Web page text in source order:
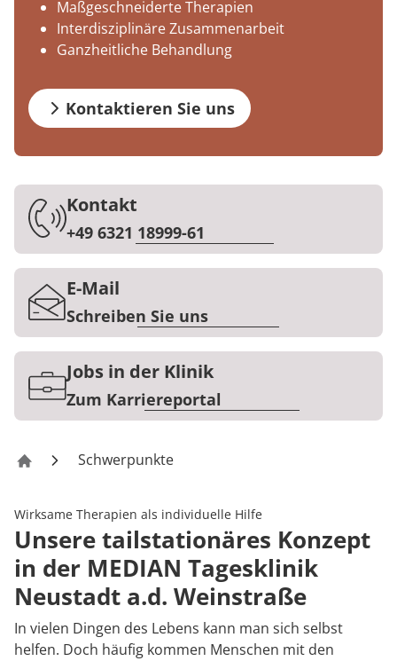
Kinder-und Jugendreha
Gastroenterologie
Stoffwechselerkrankungen
Gynäkologie
HTS & Cochlea
Long Covid
Onkologie
Pneumologie
Rheumatologie
Prävention
Nachsorge
Qualität & Expertise
Energiepolitik
Publikationsdatenbank
Ihr Weg zu MEDIAN
Kosten & Kostenträger
Zuzahlung & Befreiung
Reha FAQ
Zuweiser
Über MEDIAN
Kooperationen
Presse
Blog
Karriere
Maßgeschneiderte Therapien
Interdisziplinäre Zusammenarbeit
Ganzheitliche Behandlung
Kontaktieren Sie uns
Kontakt
+49 6321 18999-61
E-Mail
Schreiben Sie uns
Jobs in der Klinik
Zum Karriereportal
Tagesklinik Neustadt a. d. Weinstraße
Schwerpunkte
Wirksame Therapien als individuelle Hilfe
Unsere tailstationäres Konzept
in der MEDIAN Tagesklinik
Neustadt a.d. Weinstraße
In vielen Dingen des Lebens kann man sich selbst
helfen. Doch häufig kommen Menschen mit den